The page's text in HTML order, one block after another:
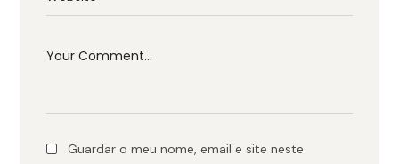
Guardar o meu nome, email e site neste